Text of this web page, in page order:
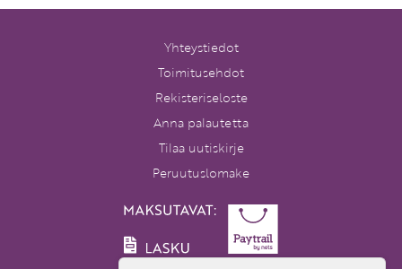
Yhteystiedot
Toimitusehdot
Rekisteriseloste
Anna palautetta
Tilaa uutiskirje
Peruutuslomake